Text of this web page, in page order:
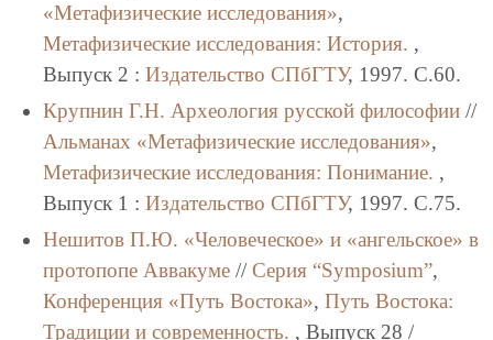
«Метафизические исследования»,
Метафизические исследования: История. ,
Выпуск 2 : Издательство СПбГТУ, 1997. C.60.
Крупнин Г.Н. Археология русской философии//
Альманах «Метафизические исследования»,
Метафизические исследования: Понимание. ,
Выпуск 1 : Издательство СПбГТУ, 1997. C.75.
Нешитов П.Ю. «Человеческое» и «ангельское» в
протопопе Аввакуме// Серия “Symposium”,
Конференция «Путь Востока», Путь Востока:
Традиции и современность. , Выпуск 28 /